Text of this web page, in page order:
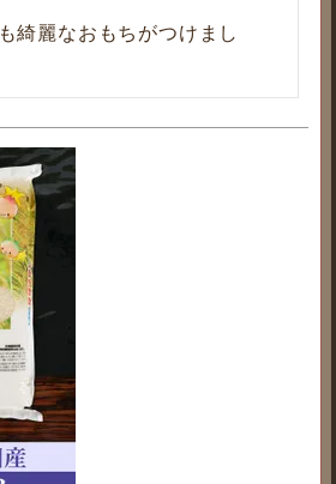
綺麗なおもちがつけまし